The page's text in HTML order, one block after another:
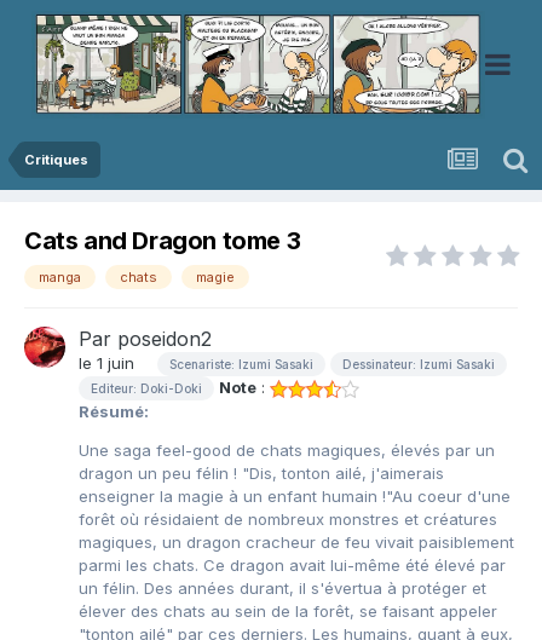
Critiques
Cats and Dragon tome 3
manga chats magie
Par poseidon2
le 1 juin Scenariste: Izumi Sasaki
Dessinateur: Izumi Sasaki
Editeur: Doki-Doki
Note :
Résumé:
Une saga feel-good de chats magiques, élevés par un
dragon un peu félin ! "Dis, tonton ailé, j'aimerais
enseigner la magie à un enfant humain !"Au coeur d'une
forêt où résidaient de nombreux monstres et créatures
magiques, un dragon cracheur de feu vivait paisiblement
parmi les chats. Ce dragon avait lui-même été élevé par
un félin. Des années durant, il s'évertua à protéger et
élever des chats au sein de la forêt, se faisant appeler
"tonton ailé" par ces derniers. Les humains, quant à eux,